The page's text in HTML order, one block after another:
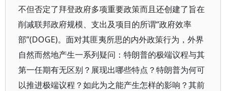
不但否定了拜登政府多项重要政策而且还创建了旨在
削减联邦政府规模、支出及项目的所谓“政府效率
部”(DOGE)。面对其匪夷所思的内外政策行为，外界
自然而然地产生一系列疑问：特朗普的极端议程与其
第一任期有无区别？展现出哪些特点？特朗普为何可
以推进极端议程？如此为之能产生怎样的影响？其前